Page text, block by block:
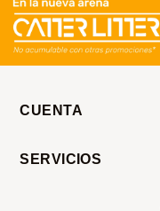
CUENTA
SERVICIOS